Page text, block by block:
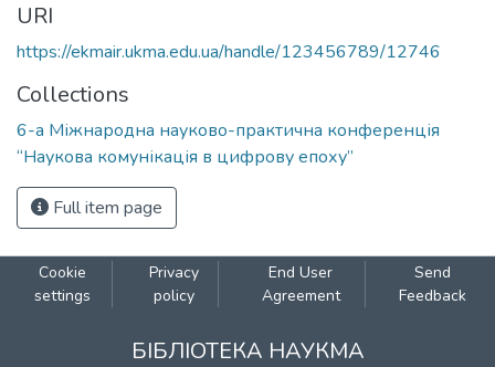
URI
https://ekmair.ukma.edu.ua/handle/123456789/12746
Collections
6-а Міжнародна науково-практична конференція
“Наукова комунікація в цифрову епоху”
Full item page
Cookie
settings
Privacy
policy
End User
Agreement
Send
Feedback
БІБЛІОТЕКА НАУКМА